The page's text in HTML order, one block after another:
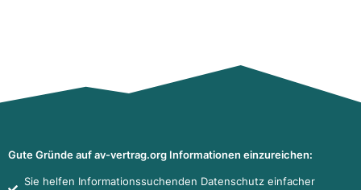
Gute Gründe auf av-vertrag.org Informationen einzureichen:
Sie helfen Informationssuchenden Datenschutz einfacher